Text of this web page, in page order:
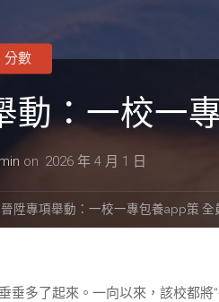
：一校一
on 2026 年 4 月 1 日
分數
陞專項舉動：一校一專包養app策 全
垂垂多了起來。一向以來，該校都將